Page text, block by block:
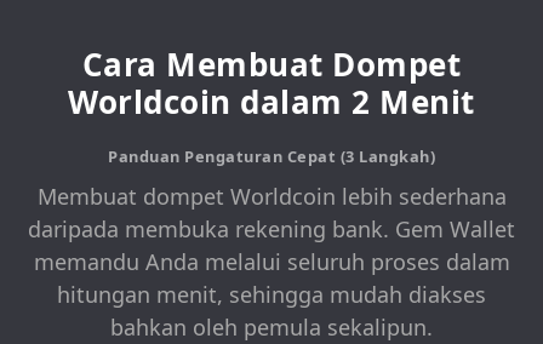
Cara Membuat Dompet
Worldcoin dalam 2 Menit
Panduan Pengaturan Cepat (3 Langkah)
Membuat dompet Worldcoin lebih sederhana
daripada membuka rekening bank. Gem Wallet
memandu Anda melalui seluruh proses dalam
hitungan menit, sehingga mudah diakses
bahkan oleh pemula sekalipun.